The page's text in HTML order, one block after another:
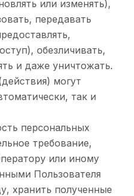
или изменять),
передавать
обезличивать,
и даже уничтожать.
могут
так и
персональных
требование,
или иному
Пользователя
хранить полученные